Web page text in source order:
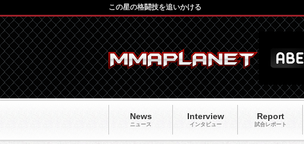
News
ニュース
Interview
インタビュー
Report
試合レポート
この星の格闘技を追いかける